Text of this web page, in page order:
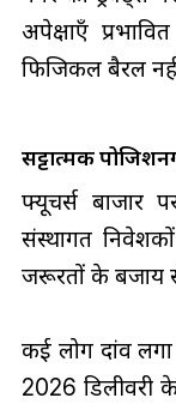
अपेक्षाएँ
फिजिकल बैरल
सट्टात्मक
फ्यूचर्स बाजार
संस्थागत
जरूरतों के बजाय
कई लोग दांव लगा
2026 डिलीवरी